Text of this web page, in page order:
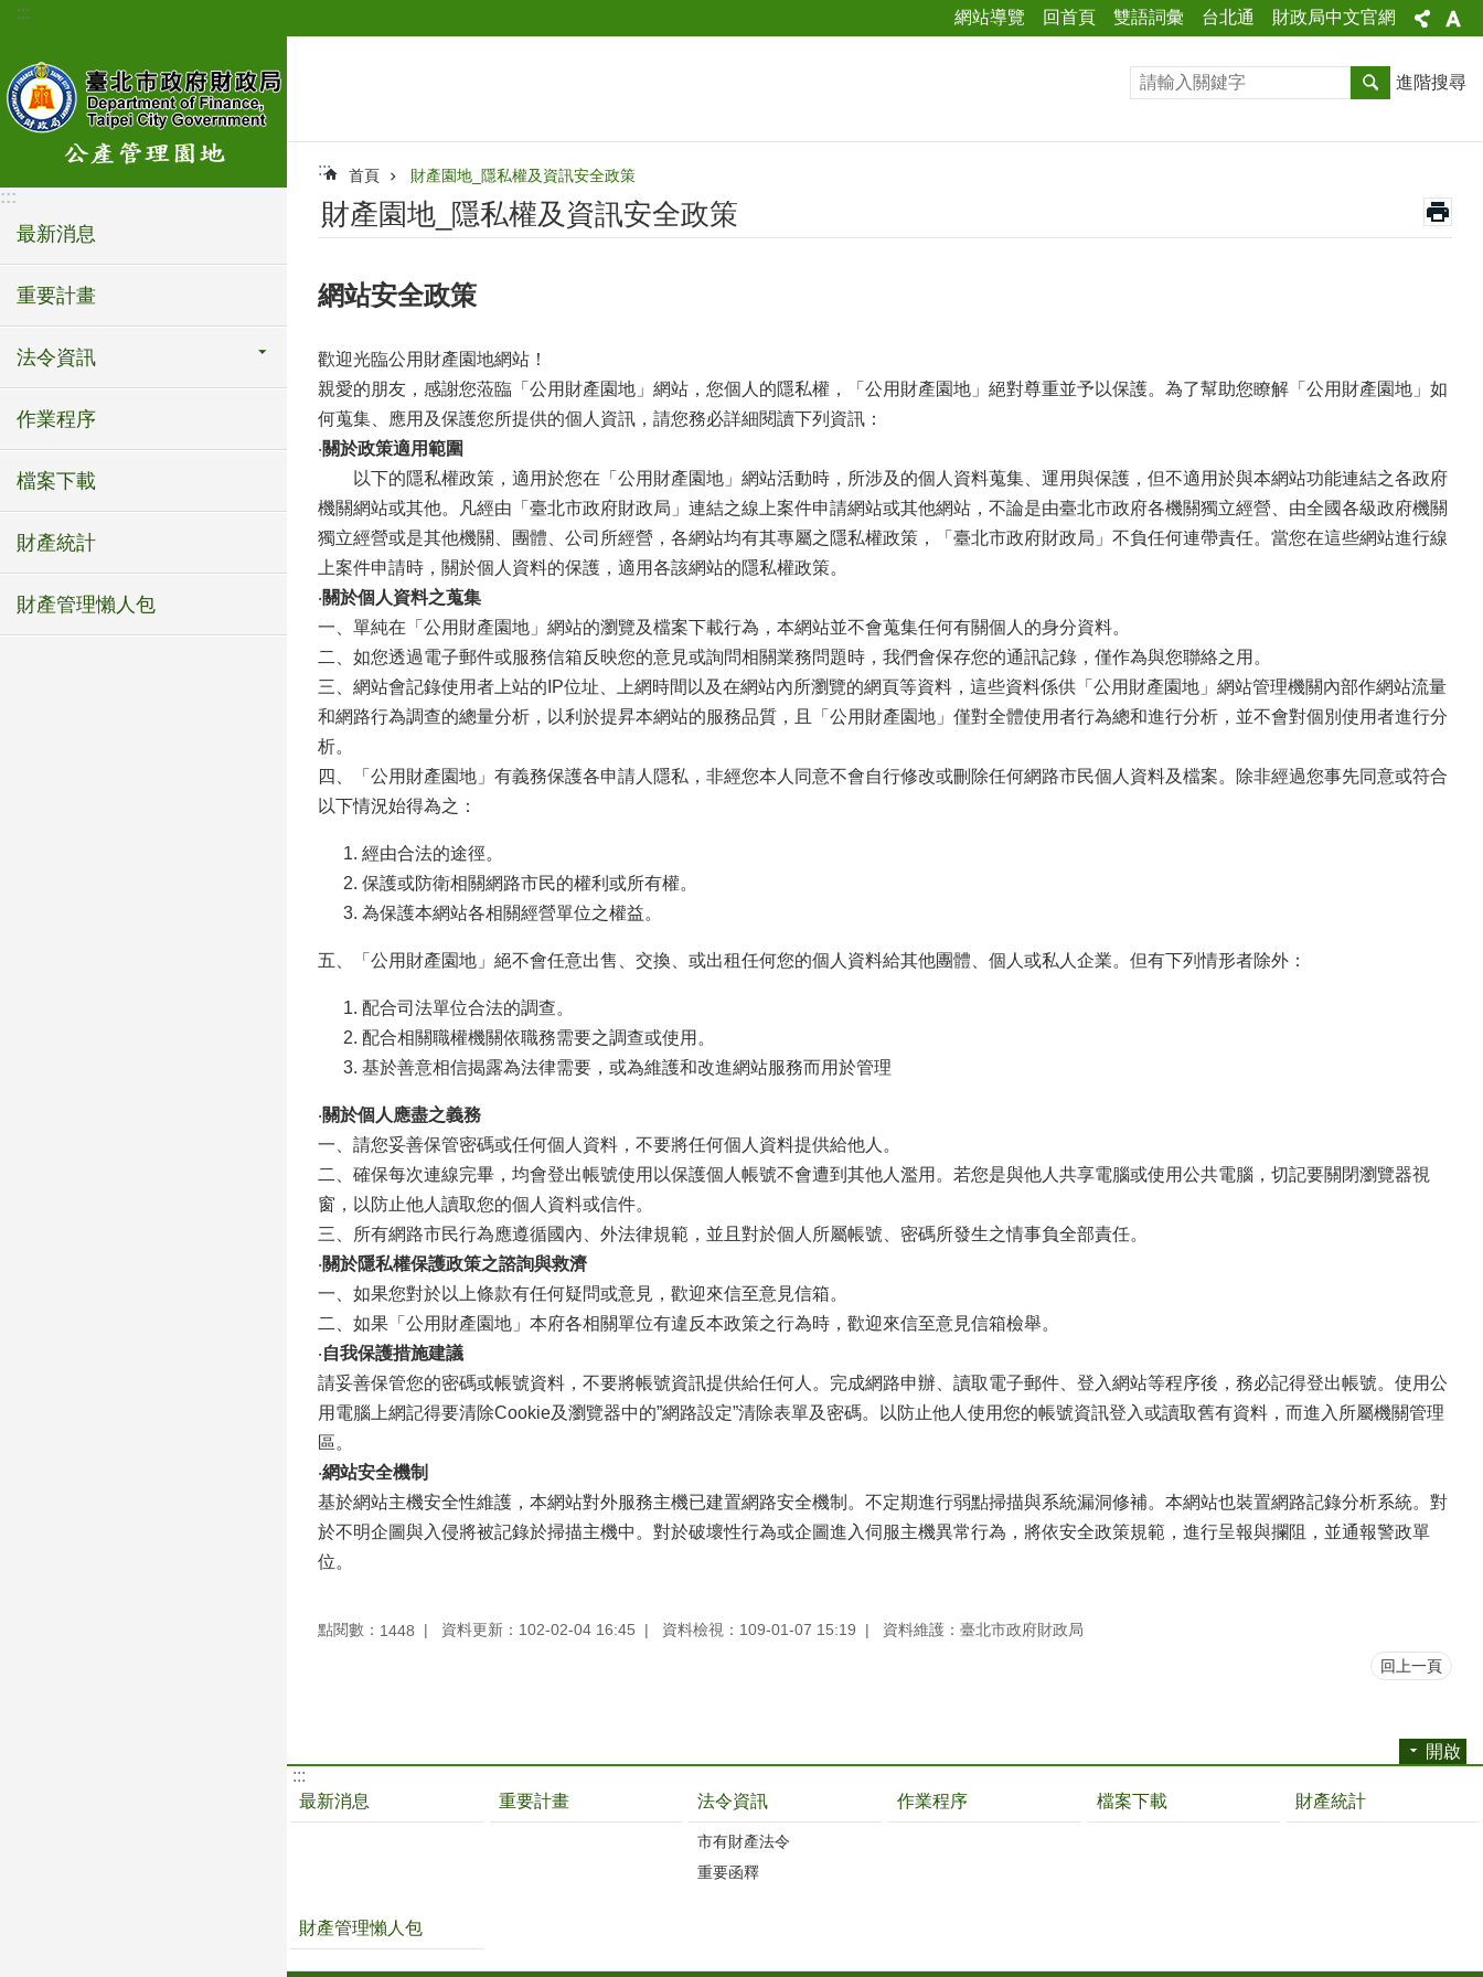
跳到主要內容區塊
::: 網站導覽 回首頁 雙語詞彙 台北通 財政局中文官網
:::
最新消息
重要計畫
法令資訊
作業程序
檔案下載
財產統計
財產管理懶人包
進階搜尋
::: 首頁 財產園地_隱私權及資訊安全政策
財產園地_隱私權及資訊安全政策
網站安全政策
歡迎光臨公用財產園地網站！
親愛的朋友，感謝您蒞臨「公用財產園地」網站，您個人的隱私權，「公用財產園地」絕對尊重並予以保護。為了幫助您瞭解「公用財產園地」如
何蒐集、應用及保護您所提供的個人資訊，請您務必詳細閱讀下列資訊：
‧關於政策適用範圍
以下的隱私權政策，適用於您在「公用財產園地」網站活動時，所涉及的個人資料蒐集、運用與保護，但不適用於與本網站功能連結之各政府
機關網站或其他。凡經由「臺北市政府財政局」連結之線上案件申請網站或其他網站，不論是由臺北市政府各機關獨立經營、由全國各級政府機關
獨立經營或是其他機關、團體、公司所經營，各網站均有其專屬之隱私權政策，「臺北市政府財政局」不負任何連帶責任。當您在這些網站進行線
上案件申請時，關於個人資料的保護，適用各該網站的隱私權政策。
‧關於個人資料之蒐集
一、單純在「公用財產園地」網站的瀏覽及檔案下載行為，本網站並不會蒐集任何有關個人的身分資料。
二、如您透過電子郵件或服務信箱反映您的意見或詢問相關業務問題時，我們會保存您的通訊記錄，僅作為與您聯絡之用。
三、網站會記錄使用者上站的IP位址、上網時間以及在網站內所瀏覽的網頁等資料，這些資料係供「公用財產園地」網站管理機關內部作網站流量
和網路行為調查的總量分析，以利於提昇本網站的服務品質，且「公用財產園地」僅對全體使用者行為總和進行分析，並不會對個別使用者進行分
析。
四、「公用財產園地」有義務保護各申請人隱私，非經您本人同意不會自行修改或刪除任何網路市民個人資料及檔案。除非經過您事先同意或符合
以下情況始得為之：
經由合法的途徑。
保護或防衛相關網路市民的權利或所有權。
為保護本網站各相關經營單位之權益。
五、「公用財產園地」絕不會任意出售、交換、或出租任何您的個人資料給其他團體、個人或私人企業。但有下列情形者除外：
配合司法單位合法的調查。
配合相關職權機關依職務需要之調查或使用。
基於善意相信揭露為法律需要，或為維護和改進網站服務而用於管理
‧關於個人應盡之義務
一、請您妥善保管密碼或任何個人資料，不要將任何個人資料提供給他人。
二、確保每次連線完畢，均會登出帳號使用以保護個人帳號不會遭到其他人濫用。若您是與他人共享電腦或使用公共電腦，切記要關閉瀏覽器視
窗，以防止他人讀取您的個人資料或信件。
三、所有網路市民行為應遵循國內、外法律規範，並且對於個人所屬帳號、密碼所發生之情事負全部責任。
‧關於隱私權保護政策之諮詢與救濟
一、如果您對於以上條款有任何疑問或意見，歡迎來信至意見信箱。
二、如果「公用財產園地」本府各相關單位有違反本政策之行為時，歡迎來信至意見信箱檢舉。
‧自我保護措施建議
請妥善保管您的密碼或帳號資料，不要將帳號資訊提供給任何人。完成網路申辦、讀取電子郵件、登入網站等程序後，務必記得登出帳號。使用公
用電腦上網記得要清除Cookie及瀏覽器中的”網路設定”清除表單及密碼。以防止他人使用您的帳號資訊登入或讀取舊有資料，而進入所屬機關管理
區。
‧網站安全機制
基於網站主機安全性維護，本網站對外服務主機已建置網路安全機制。不定期進行弱點掃描與系統漏洞修補。本網站也裝置網路記錄分析系統。對
於不明企圖與入侵將被記錄於掃描主機中。對於破壞性行為或企圖進入伺服主機異常行為，將依安全政策規範，進行呈報與攔阻，並通報警政單
位。
點閱數： 1448 資料更新：102-02-04 16:45 資料檢視：109-01-07 15:19 資料維護：臺北市政府財政局
回上一頁
開啟
:::
最新消息
重要計畫 法令資訊
市有財產法令
重要函釋
作業程序 檔案下載 財產統計
財產管理懶人包